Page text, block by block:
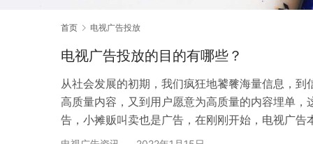
首页 电视广告投放
电视广告投放的目的有哪些？
从社会发展的初期，我们疯狂地饕餮海量信息，
高质量内容，又到用户愿意为高质量的内容埋单
告，小摊贩叫卖也是广告，在刚刚开始，电视广
放的目的是什么? 电视广告对于品牌形象的塑造是